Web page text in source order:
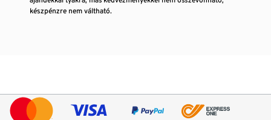
készpénzre nem váltható.